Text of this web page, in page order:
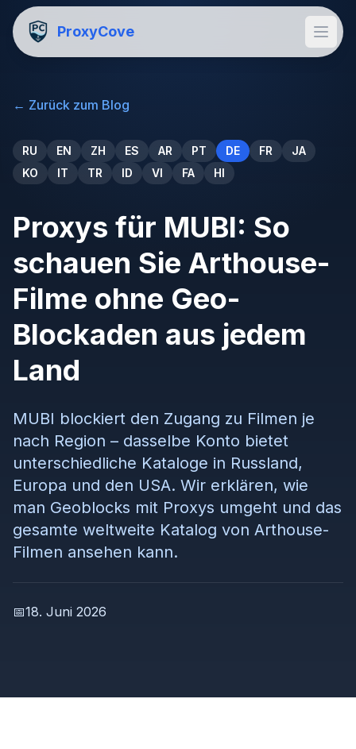
ProxyCove
← Zurück zum Blog
RU EN ZH ES AR PT DE FR
JA
KO
IT TR ID VI FA HI
Proxys für MUBI: So
schauen Sie Arthouse-
Filme ohne Geo-
Blockaden aus jedem
Land
MUBI blockiert den Zugang zu Filmen je
nach Region – dasselbe Konto bietet
unterschiedliche Kataloge in Russland,
Europa und den USA. Wir erklären, wie
man Geoblocks mit Proxys umgeht und das
gesamte weltweite Katalog von Arthouse-
Filmen ansehen kann.
📅18. Juni 2026